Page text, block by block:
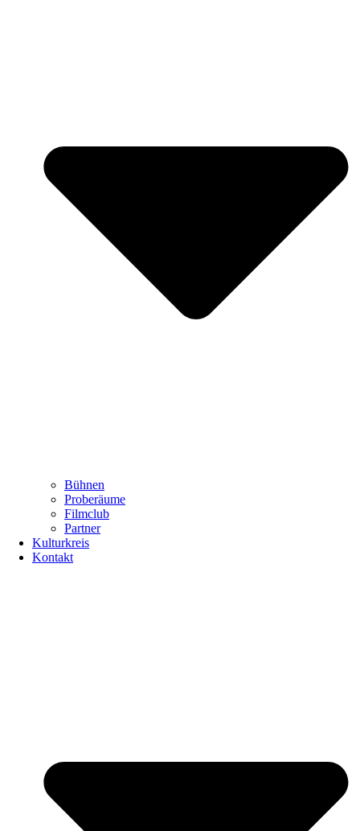
Bühnen
Proberäume
Filmclub
Partner
Kulturkreis
Kontakt